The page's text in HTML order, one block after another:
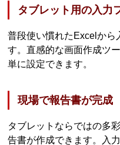
タブレット用の入力
普段使い慣れたExcelから
す。直感的な画面作成ツ
単に設定できます。
現場で報告書が完成
タブレットならではの多
告書が作成できます。入